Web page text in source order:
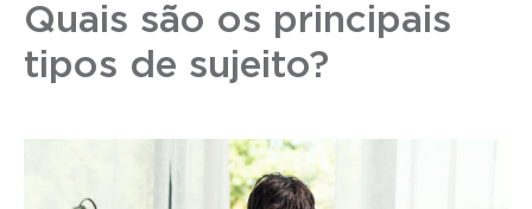
Quais são os principais
tipos de sujeito?